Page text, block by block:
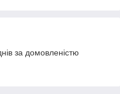
за домовленістю